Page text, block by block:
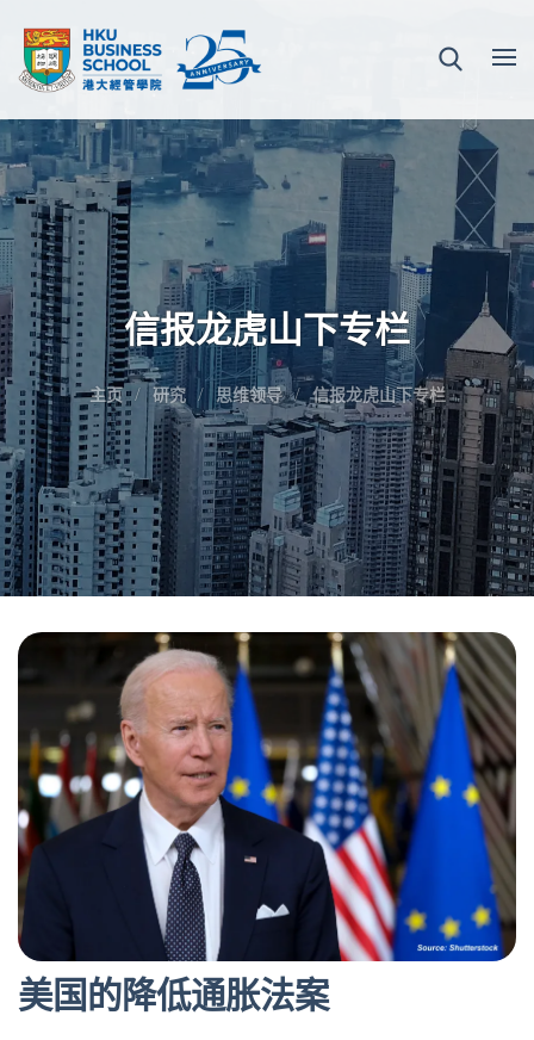
信报龙虎山下专栏
主页 研究 思维领导 信报龙虎山下专栏
美国的降低通胀法案